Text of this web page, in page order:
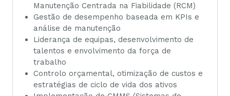
Manutenção Centrada na Fiabilidade (RCM)
Gestão de desempenho baseada em KPIs e
análise de manutenção
Liderança de equipas, desenvolvimento de
talentos e envolvimento da força de
trabalho
Controlo orçamental, otimização de custos e
estratégias de ciclo de vida dos ativos